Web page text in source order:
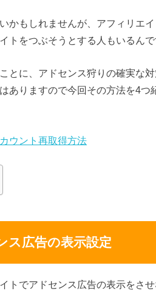
かもしれませんが、アフィリエ
トをつぶそうとする人もいるんで
とに、アドセンス狩りの確実な
ありますので今回その方法を4つ
ウント再取得方法
ス広告の表示設定
トでアドセンス広告の表示をさ